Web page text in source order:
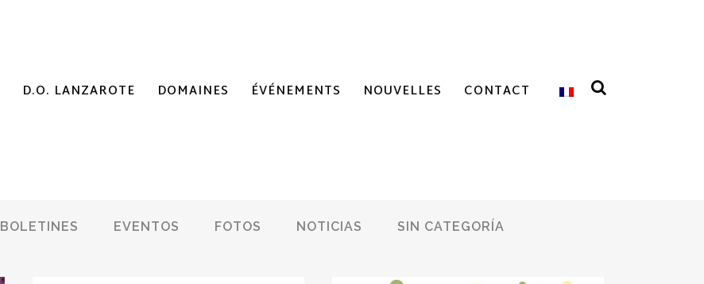
D.O. LANZAROTE DOMAINES ÉVÉNEMENTS NOUVELLES CONTACT
BOLETINES EVENTOS FOTOS NOTICIAS SIN CATEGORÍA